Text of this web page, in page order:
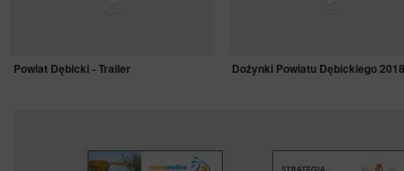
Powiat Dębicki - Trailer Dożynki Powiatu Dębickiego 2018